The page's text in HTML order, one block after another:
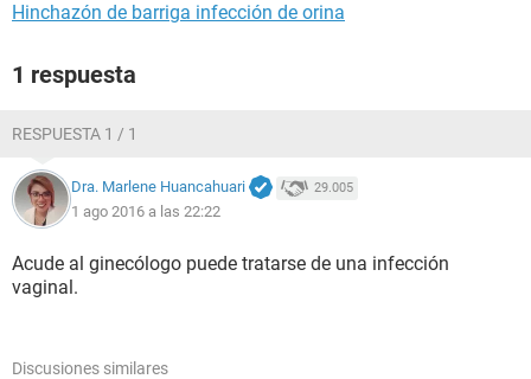
Hinchazón de barriga infección de orina
1 respuesta
RESPUESTA 1 / 1
Dra. Marlene Huancahuari 29.005
1 ago 2016 a las 22:22
Acude al ginecólogo puede tratarse de una infección
vaginal.
Discusiones similares